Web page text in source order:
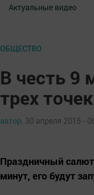
Актуальные видео
ОБЩЕСТВО
В честь 9
трех точек
автор, 30 апреля 2015 -
Праздничный
минут, его будут